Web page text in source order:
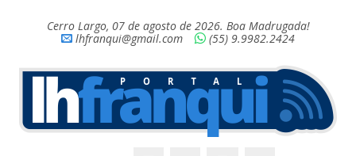
Cerro Largo, 07 de agosto de 2026. Boa Madrugada!
lhfranqui@gmail.com
(55) 9.9982.2424